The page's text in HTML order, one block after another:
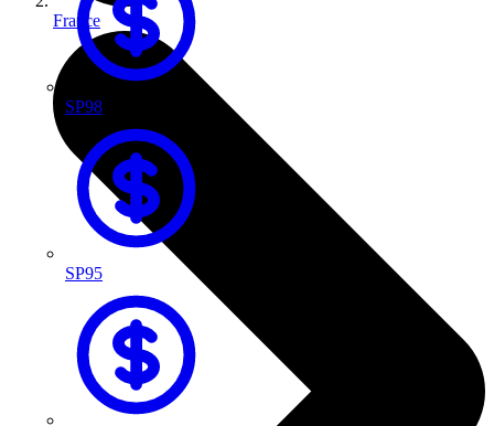
SP98
SP95
France